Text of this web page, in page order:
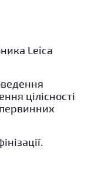
Leica
цілісності